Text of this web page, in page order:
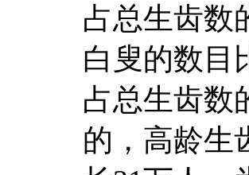
占总生齿数
白叟的数目
占总生齿数
的，高龄生